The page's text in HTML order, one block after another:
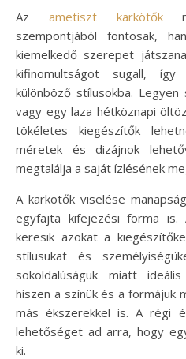
Az ametiszt karkötők
szempontjából fontosak,
kiemelkedő szerepet
kifinomultságot sugall,
különböző stílusokba.
vagy egy laza hétköznapi
tökéletes kiegészítők
méretek és dizájnok
megtalálja a saját ízlésének
A karkötők viselése
egyfajta kifejezési forma is.
keresik azokat a
stílusukat és
sokoldalúságuk miatt
hiszen a színük és a formájuk
más ékszerekkel is. A régi
lehetőséget ad arra, hogy
ki.